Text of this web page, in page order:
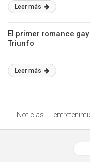
Leer más
El primer romance
Triunfo
Leer más
Noticias